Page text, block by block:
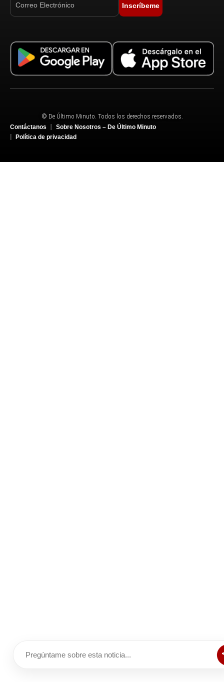
Inscríbeme
© De Último Minuto. Todos los derechos reservados.
Contáctanos
Sobre Nosotros – De Último Minuto
Política de privacidad